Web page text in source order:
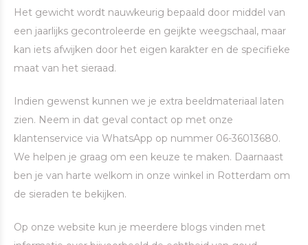
Het gewicht wordt nauwkeurig bepaald door middel van
een jaarlijks gecontroleerde en geijkte weegschaal, maar
kan iets afwijken door het eigen karakter en de specifieke
maat van het sieraad.
Indien gewenst kunnen we je extra beeldmateriaal laten
zien. Neem in dat geval contact op met onze
klantenservice via WhatsApp op nummer 06-36013680.
We helpen je graag om een keuze te maken. Daarnaast
ben je van harte welkom in onze winkel in Rotterdam om
de sieraden te bekijken.
Op onze website kun je meerdere blogs vinden met